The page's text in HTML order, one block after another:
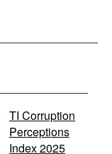
TI Corruption
Perceptions
Index 2025